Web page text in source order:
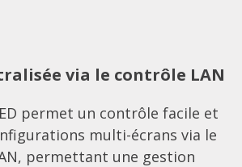
via le contrôle LAN
permet un contrôle facile et
multi-écrans via le
permettant une gestion